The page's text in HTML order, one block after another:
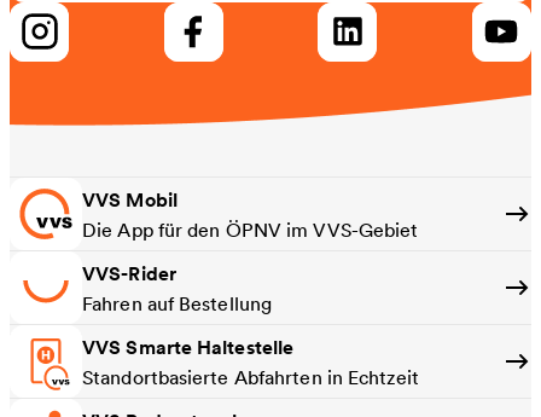
VVS Mobil
Die App für den ÖPNV im VVS-Gebiet
VVS-Rider
Fahren auf Bestellung
VVS Smarte Haltestelle
Standortbasierte Abfahrten in Echtzeit